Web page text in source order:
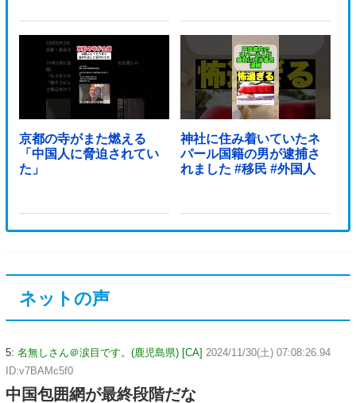
京都の寺がまた燃える
「中国人に脅迫されてい
た」
神社に住み着いていたネ
パール国籍の男が逮捕さ
れました #移民 #外国人
ネットの声
5: 名無しさん＠涙目です。(鹿児島県) [CA] 2024/11/30(土) 07:08:26.94
ID:v7BAMc5f0
中国包囲網が最終段階だな